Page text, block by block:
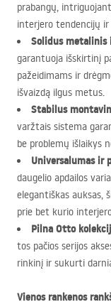
prabangų,
interjero tendencijų
Solidus metalinis
garantuoja išskirtinį
pažeidimams ir
išvaizdą ilgus metus.
Stabilus
varžtais sistema
be problemų išlaikys
Universalumas ir
daugelio apdailos
elegantiškas auksas,
prie bet kurio
Pilna Otto
tos pačios serijos
rinkinį ir sukurti
Vienos rankenos